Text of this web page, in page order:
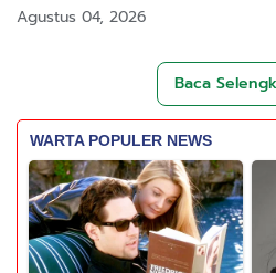
Agustus 04, 2026
Baca